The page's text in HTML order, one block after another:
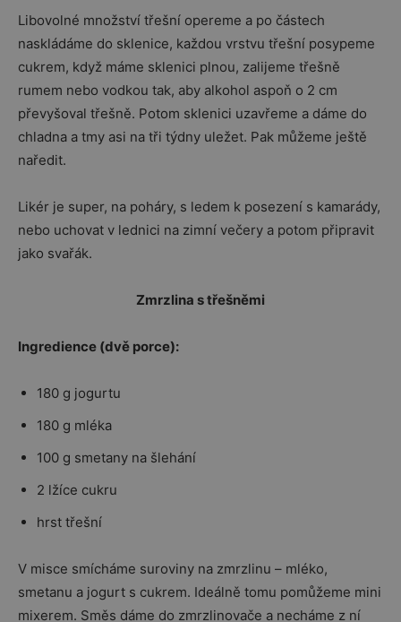
Libovolné množství třešní opereme a po částech
naskládáme do sklenice, každou vrstvu třešní posypeme
cukrem, když máme sklenici plnou, zalijeme třešně
rumem nebo vodkou tak, aby alkohol aspoň o 2 cm
převyšoval třešně. Potom sklenici uzavřeme a dáme do
chladna a tmy asi na tři týdny uležet. Pak můžeme ještě
naředit.
Likér je super, na poháry, s ledem k posezení s kamarády,
nebo uchovat v lednici na zimní večery a potom připravit
jako svařák.
Zmrzlina s třešněmi
Ingredience (dvě porce):
180 g jogurtu
180 g mléka
100 g smetany na šlehání
2 lžíce cukru
hrst třešní
V misce smícháme suroviny na zmrzlinu – mléko,
smetanu a jogurt s cukrem. Ideálně tomu pomůžeme mini
mixerem. Směs dáme do zmrzlinovače a necháme z ní